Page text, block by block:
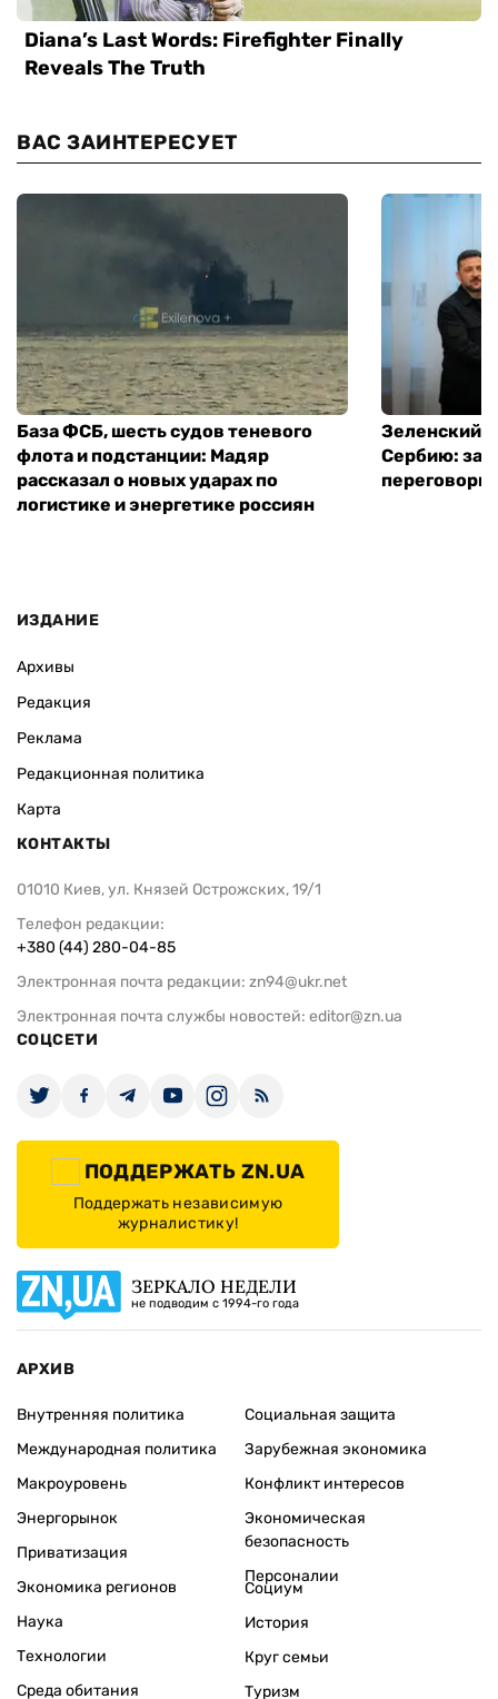
ВАС ЗАИНТЕРЕСУЕТ
База ФСБ, шесть судов теневого
флота и подстанции: Мадяр
рассказал о новых ударах по
логистике и энергетике россиян
Зеленский
Сербию:
переговоры
ИЗДАНИЕ
Архивы
Редакция
Реклама
Редакционная политика
Карта
КОНТАКТЫ
01010 Киев, ул. Князей Острожских, 19/1
Телефон редакции:
+380 (44) 280-04-85
Электронная почта редакции: zn94@ukr.net
Электронная почта службы новостей: editor@zn.ua
СОЦСЕТИ
ПОДДЕРЖАТЬ ZN.UA
Поддержать независимую
журналистику!
ЗЕРКАЛО НЕДЕЛИ
не подводим с 1994-го года
АРХИВ
Внутренняя политика
Международная политика
Макроуровень
Энергорынок
Приватизация
Экономика регионов
Социальная защита
Зарубежная экономика
Конфликт интересов
Экономическая
безопасность
Персоналии
Наука
Технологии
Среда обитания
Социум
История
Круг семьи
Туризм